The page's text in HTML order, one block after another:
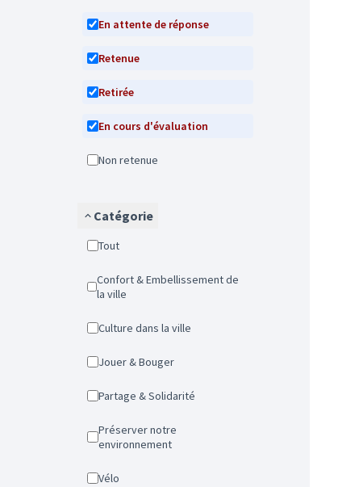
En attente de réponse
Retenue
Retirée
En cours d'évaluation
Non retenue
Catégorie
Tout
Confort & Embellissement de
la ville
Culture dans la ville
Jouer & Bouger
Partage & Solidarité
Préserver notre
environnement
Vélo